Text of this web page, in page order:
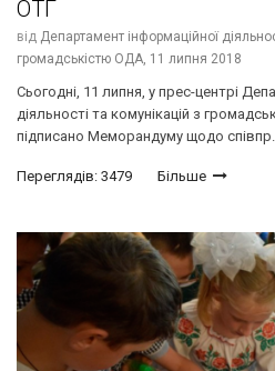
ОТГ
від Департамент інформаційної
громадськістю ОДА, 11 липня 2018
Сьогодні, 11 липня, у прес-центрі
діяльності та комунікацій з
підписано Меморандуму щодо співпр...
Переглядів: 3479 Більше